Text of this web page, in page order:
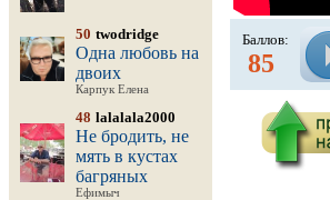
50 twodridge
Одна любовь на
двоих
Карпук Елена
48 lalalala2000
Не бродить, не
мять в кустах
багряных
Ефимыч
Баллов:
85